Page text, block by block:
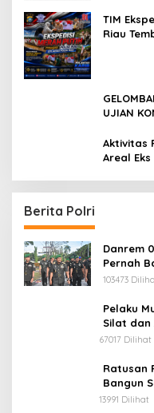
Politik
TIM
Riau
UJIAN
Aktivitas
Areal Eks
Berita Polri
Danrem
Pernah
103473
Pelaku
Silat dan
67017 Dilihat
Ratusan
Bangun
Berat
13991 Dilihat